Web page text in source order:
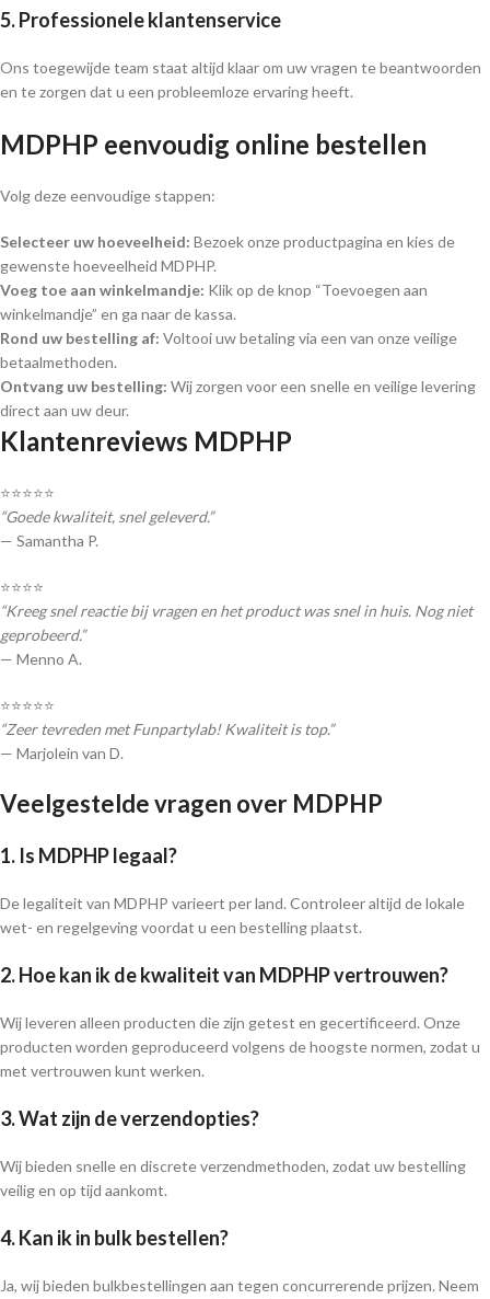
5. Professionele klantenservice
Ons toegewijde team staat altijd klaar om uw vragen te beantwoorden
en te zorgen dat u een probleemloze ervaring heeft.
MDPHP eenvoudig online bestellen
Volg deze eenvoudige stappen:
Selecteer uw hoeveelheid: Bezoek onze productpagina en kies de
gewenste hoeveelheid MDPHP.
Voeg toe aan winkelmandje: Klik op de knop “Toevoegen aan
winkelmandje” en ga naar de kassa.
Rond uw bestelling af: Voltooi uw betaling via een van onze veilige
betaalmethoden.
Ontvang uw bestelling: Wij zorgen voor een snelle en veilige levering
direct aan uw deur.
Klantenreviews MDPHP
⭐️⭐️⭐️⭐️⭐️
“Goede kwaliteit, snel geleverd.”
— Samantha P.
⭐️⭐️⭐️⭐️
“Kreeg snel reactie bij vragen en het product was snel in huis. Nog niet
geprobeerd.”
— Menno A.
⭐️⭐️⭐️⭐️⭐️
“Zeer tevreden met Funpartylab! Kwaliteit is top.”
— Marjolein van D.
Veelgestelde vragen over MDPHP
1. Is MDPHP legaal?
De legaliteit van MDPHP varieert per land. Controleer altijd de lokale
wet- en regelgeving voordat u een bestelling plaatst.
2. Hoe kan ik de kwaliteit van MDPHP vertrouwen?
Wij leveren alleen producten die zijn getest en gecertificeerd. Onze
producten worden geproduceerd volgens de hoogste normen, zodat u
met vertrouwen kunt werken.
3. Wat zijn de verzendopties?
Wij bieden snelle en discrete verzendmethoden, zodat uw bestelling
veilig en op tijd aankomt.
4. Kan ik in bulk bestellen?
Ja, wij bieden bulkbestellingen aan tegen concurrerende prijzen. Neem